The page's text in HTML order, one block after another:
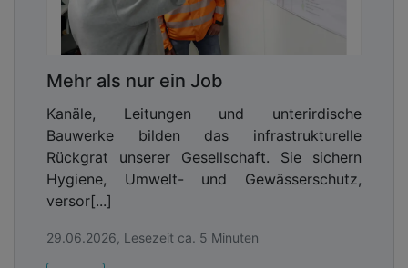
Mehr als nur ein Job
Kanäle, Leitungen und unterirdische
Bauwerke bilden das infrastrukturelle
Rückgrat unserer Gesellschaft. Sie sichern
Hygiene, Umwelt- und Gewässerschutz,
versor[...]
29.06.2026, Lesezeit ca. 5 Minuten